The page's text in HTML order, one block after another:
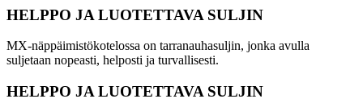
HELPPO JA LUOTETTAVA SULJIN
MX-näppäimistökotelossa on tarranauhasuljin, jonka avulla
suljetaan nopeasti, helposti ja turvallisesti.
HELPPO JA LUOTETTAVA SULJIN